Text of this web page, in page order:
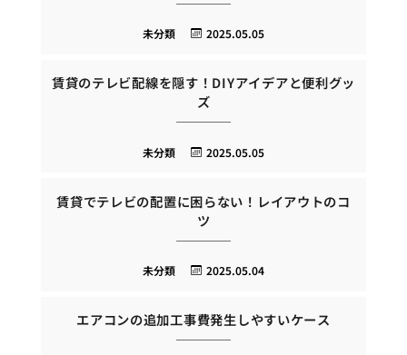
2025.05.05
未分類
賃貸のテレビ配線を隠す！DIYアイデアと便利グッ
ズ
2025.05.05
未分類
賃貸でテレビの配置に困らない！レイアウトのコ
ツ
2025.05.04
未分類
エアコンの追加工事費発生しやすいケース